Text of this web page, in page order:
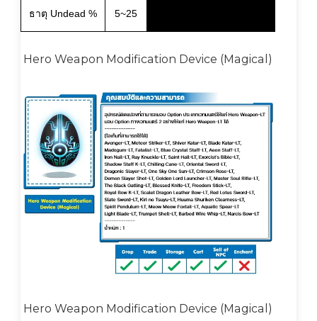
ธาตุ Undead %
5~25
Hero Weapon Modification Device (Magical)
Hero Weapon Modification Device (Magical)